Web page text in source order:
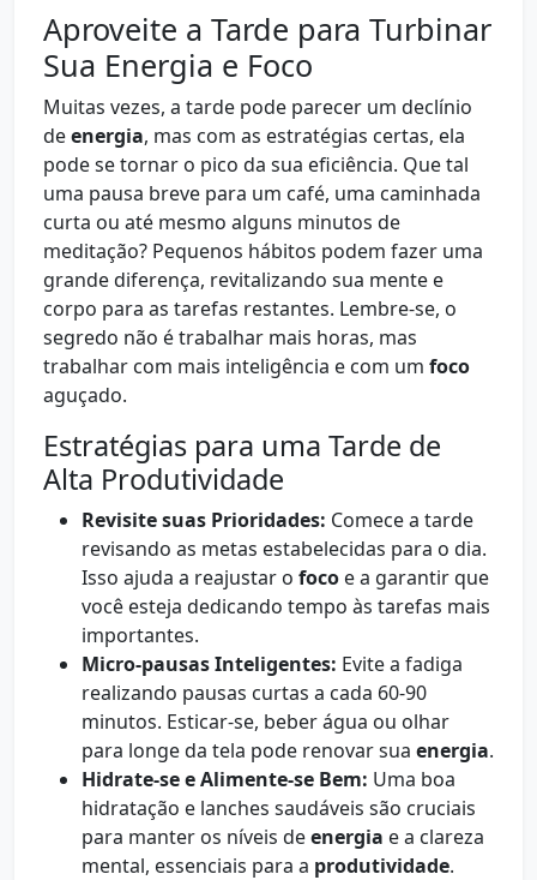
Aproveite a Tarde para Turbinar
Sua Energia e Foco
Muitas vezes, a tarde pode parecer um declínio
deenergia, mas com as estratégias certas, ela
pode se tornar o pico da sua eficiência. Que tal
uma pausa breve para um café, uma caminhada
curta ou até mesmo alguns minutos de
meditação? Pequenos hábitos podem fazer uma
grande diferença, revitalizando sua mente e
corpo para as tarefas restantes. Lembre-se, o
segredo não é trabalhar mais horas, mas
trabalhar com mais inteligência e com um foco
aguçado.
Estratégias para uma Tarde de
Alta Produtividade
Revisite suas Prioridades: Comece a tarde
revisando as metas estabelecidas para o dia.
Isso ajuda a reajustar o foco e a garantir que
você esteja dedicando tempo às tarefas mais
importantes.
Micro-pausas Inteligentes: Evite a fadiga
realizando pausas curtas a cada 60-90
minutos. Esticar-se, beber água ou olhar
para longe da tela pode renovar sua energia.
Hidrate-se e Alimente-se Bem: Uma boa
hidratação e lanches saudáveis são cruciais
para manter os níveis deenergia e a clareza
mental, essenciais para a produtividade.